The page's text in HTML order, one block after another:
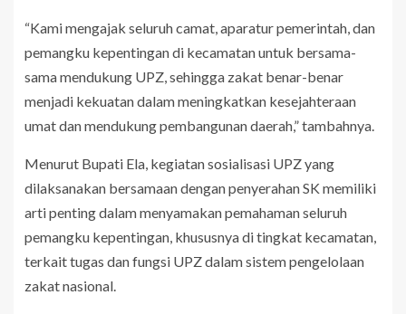
“Kami mengajak seluruh camat, aparatur pemerintah, dan
pemangku kepentingan di kecamatan untuk bersama-
sama mendukung UPZ, sehingga zakat benar-benar
menjadi kekuatan dalam meningkatkan kesejahteraan
umat dan mendukung pembangunan daerah,” tambahnya.
Menurut Bupati Ela, kegiatan sosialisasi UPZ yang
dilaksanakan bersamaan dengan penyerahan SK memiliki
arti penting dalam menyamakan pemahaman seluruh
pemangku kepentingan, khususnya di tingkat kecamatan,
terkait tugas dan fungsi UPZ dalam sistem pengelolaan
zakat nasional.